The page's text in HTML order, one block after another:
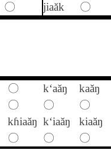
〇 jiaăk 〇
〇 k‘aăŋ kaăŋ
〇 〇 〇
kɦiaăŋ k‘iaăŋ kiaăŋ
〇 〇 〇